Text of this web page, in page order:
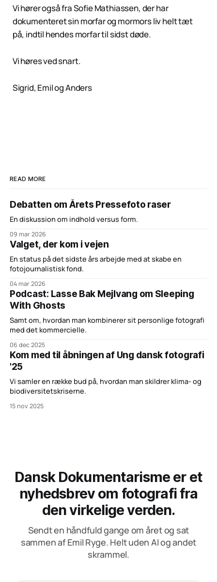
Vi hører også fra Sofie Mathiassen, der har
dokumenteret sin morfar og mormors liv helt tæt
på, indtil hendes morfar til sidst døde.
Vi høres ved snart.
Sigrid, Emil og Anders
READ MORE
Debatten om Årets Pressefoto raser
En diskussion om indhold versus form.
09 mar 2026
Valget, der kom i vejen
En status på det sidste års arbejde med at skabe en
fotojournalistisk fond.
04 mar 2026
Podcast: Lasse Bak Mejlvang om Sleeping
With Ghosts
Samt om, hvordan man kombinerer sit personlige fotografi
med det kommercielle.
06 dec 2025
Kom med til åbningen af Ung dansk fotografi
'25
Vi samler en række bud på, hvordan man skildrer klima- og
biodiversitetskriserne.
15 nov 2025
Dansk Dokumentarisme er et
nyhedsbrev om fotografi fra
den virkelige verden.
Sendt en håndfuld gange om året og sat
sammen af Emil Ryge. Helt uden AI og andet
skrammel.